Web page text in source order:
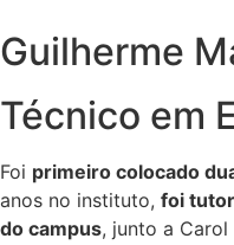
Guilherme
Técnico em
Foi primeiro colocado
anos no instituto, foi
do campus, junto a Carol